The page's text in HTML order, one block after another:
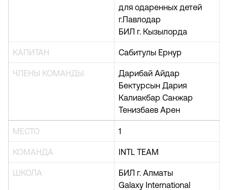
для одаренных детей
г.Павлодар
БИЛ г. Кызылорда
КАПИТАН Сабитулы Ернур
ЧЛЕНЫ КОМАНДЫ
Дарибай Айдар
Бектурсын Дария
Калиакбар Санжар
Тенизбаев Арен
МЕСТО 1
КОМАНДА INTL TEAM
ШКОЛА
БИЛ г. Алматы
Galaxy International